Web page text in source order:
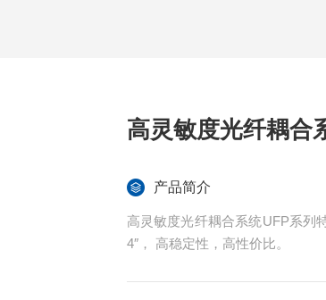
高灵敏度光纤耦合
产品简介
高灵敏度光纤耦合系统UFP系列
4″， 高稳定性，高性价比。